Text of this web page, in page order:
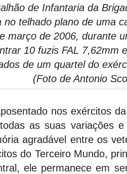
de Infantaria da
no telhado plano de uma
março de 2006, durante
10 fuzis FAL 7,62mm
de um quartel do
(Foto de Antonio
nos exércitos
as suas variações e
agradável entre os
do Terceiro Mundo,
ele permanece em